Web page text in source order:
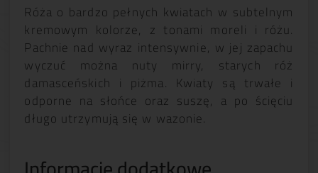
Róża o bardzo pełnych kwiatach w subtelnym
kremowym kolorze, z tonami moreli i różu.
Pachnie nad wyraz intensywnie, w jej zapachu
wyczuć można nuty mirry, starych róż
damasceńskich i piżma. Kwiaty są trwałe i
odporne na słońce oraz suszę, a po ścięciu
długo utrzymują się w wazonie.